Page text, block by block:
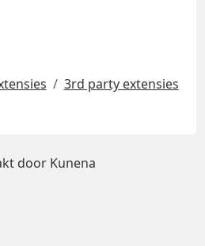
3rd party extensies
door Kunena